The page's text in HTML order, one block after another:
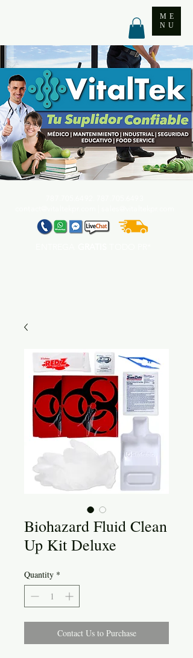
ME
NU
Biohazard Fluid Clean
Up Kit Deluxe
Quantity *
Contact Us to Purchase